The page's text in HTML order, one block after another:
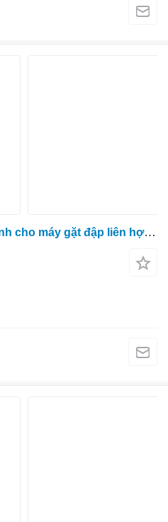
Sàng máy gặt liên hợp dành cho máy gặt đập liên hợp Massey Ferguson 7278